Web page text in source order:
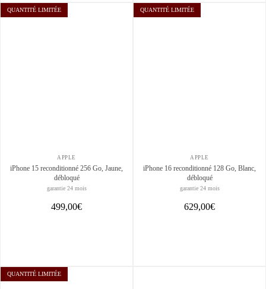
QUANTITÉ LIMITÉE
APPLE
iPhone 15 reconditionné 256 Go, Jaune,
débloqué
garantie 24 mois
499,00€
QUANTITÉ LIMITÉE
APPLE
iPhone 16 reconditionné 128 Go, Blanc,
débloqué
garantie 24 mois
629,00€
QUANTITÉ LIMITÉE